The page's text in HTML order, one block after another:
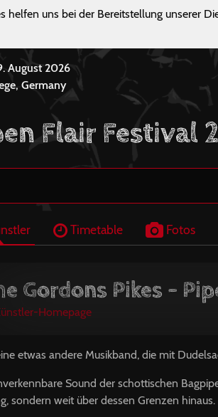
helfen uns bei der Bereitstellung unserer
August 2026
Germany
Flair Festival
Timetable Fotos
Gordons Pikes -
Homepage
etwas andere Musikband, die mit
Sound der schottischen
sondern weit über dessen Grenzen hinaus.